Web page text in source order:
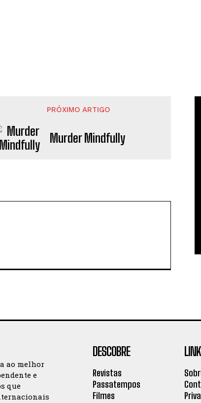
PRÓXIMO ARTIGO
Murder Mindfully
ao melhor
e
que
DESCOBRE
Revistas
Passatempos
Filmes